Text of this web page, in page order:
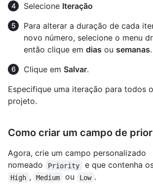
Selecione Iteração
Para alterar a duração de cada
novo número, selecione o menu
então clique em dias ou semanas.
Clique em Salvar.
Especifique uma iteração para todos
projeto.
Como criar um campo de
Agora, crie um campo personalizado
nomeado
Priority e que contenha
High , Medium ou Low .